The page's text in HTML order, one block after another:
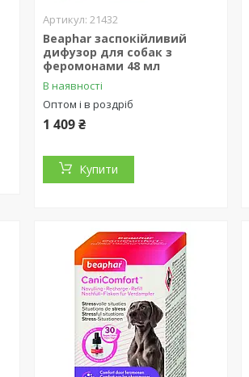
21432
Beaphar заспокійливий
дифузор для собак з
феромонами 48 мл
В наявності
Оптом і в роздріб
1 409 ₴
Купити